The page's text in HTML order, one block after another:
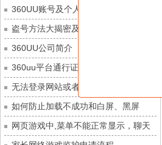
城防三国志
每日新服
九梦仙域
每日新服
豌豆大作战
每日新服
灵魂序章
每日新服
冒险守护
每日新服
绝地苍穹
每日新服
今日 10:00点
代号斩
每日新服
今日 10:00点
360UU账号及个人资料游戏数据安全
盗号方法大揭密及防范措施？
360UU公司简介
360uu平台通行证用户服务协议和相关
的条款和条件
无法登录网站或者看不到游戏列表的解
决方法
如何防止加载不成功和白屏、黑屏
网页游戏中,菜单不能正常显示，聊天